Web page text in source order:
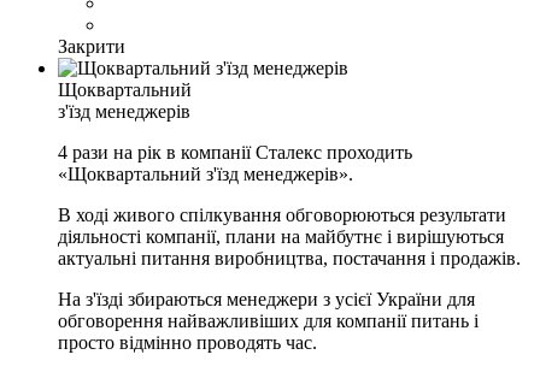
Закрити
Щоквартальний
з'їзд менеджерів
4 рази на рік в компанії Сталекс проходить
«Щоквартальний з'їзд менеджерів».
В ході живого спілкування обговорюються результати
діяльності компанії, плани на майбутнє і вирішуються
актуальні питання виробництва, постачання і продажів.
На з'їзді збираються менеджери з усієї України для
обговорення найважливіших для компанії питань і
просто відмінно проводять час.